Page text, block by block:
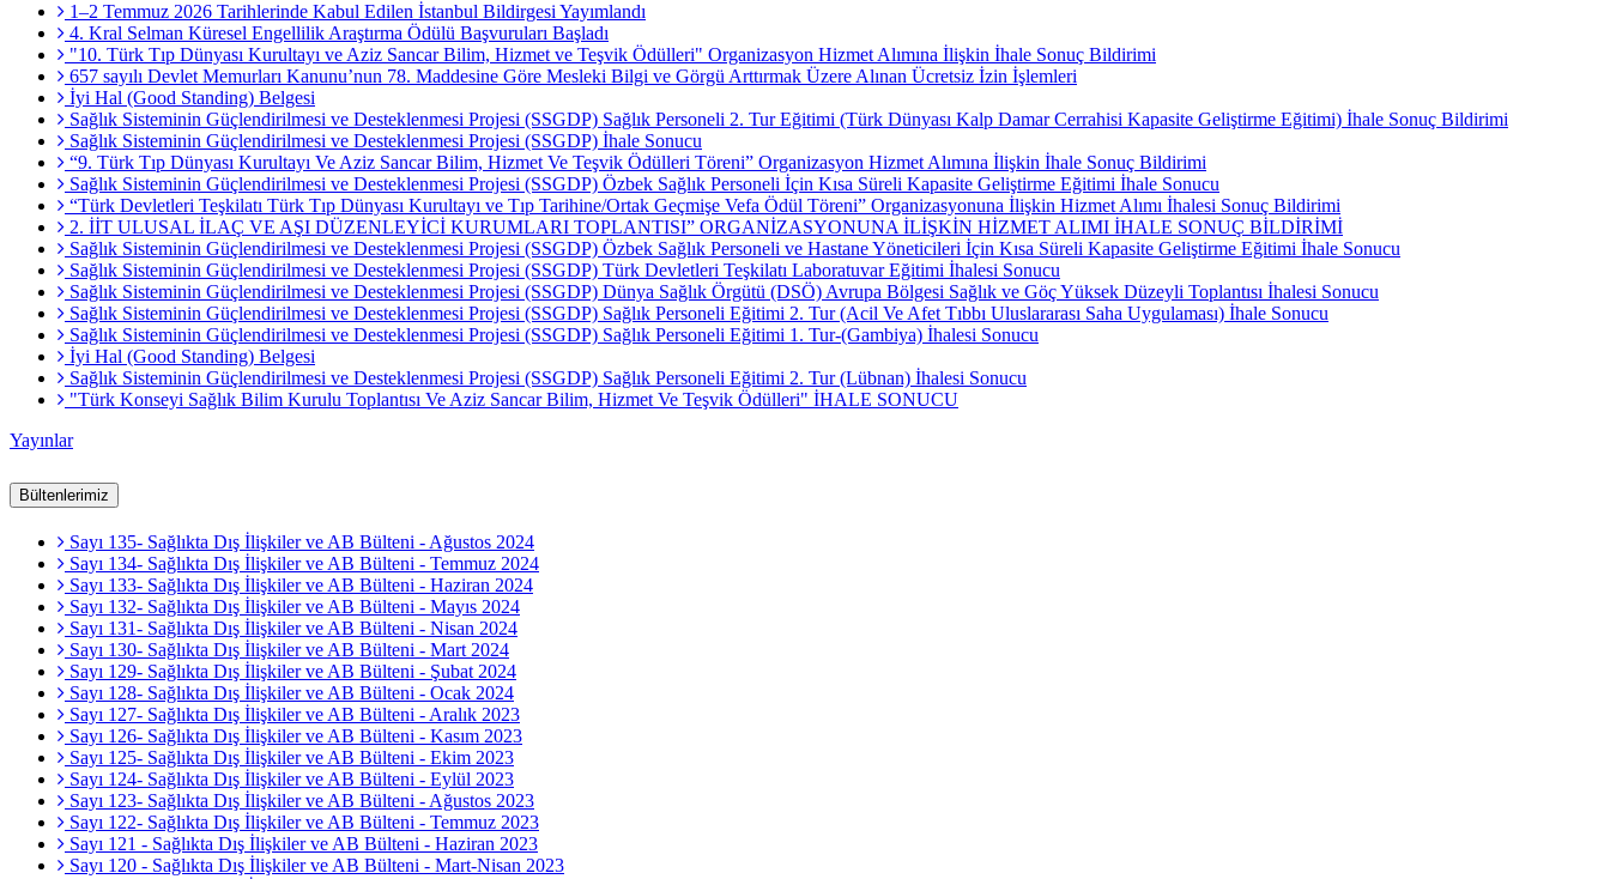
1–2 Temmuz 2026 Tarihlerinde Kabul Edilen İstanbul Bildirgesi Yayımlandı
4. Kral Selman Küresel Engellilik Araştırma Ödülü Başvuruları Başladı
"10. Türk Tıp Dünyası Kurultayı ve Aziz Sancar Bilim, Hizmet ve Teşvik Ödülleri" Organizasyon Hizmet Alımına İlişkin İhale Sonuç Bildirimi
657 sayılı Devlet Memurları Kanunu’nun 78. Maddesine Göre Mesleki Bilgi ve Görgü Arttırmak Üzere Alınan Ücretsiz İzin İşlemleri
İyi Hal (Good Standing) Belgesi
Sağlık Sisteminin Güçlendirilmesi ve Desteklenmesi Projesi (SSGDP) Sağlık Personeli 2. Tur Eğitimi (Türk Dünyası Kalp Damar Cerrahisi Kapasite Geliştirme Eğitimi) İhale Sonuç Bildirimi
Sağlık Sisteminin Güçlendirilmesi ve Desteklenmesi Projesi (SSGDP) İhale Sonucu
“9. Türk Tıp Dünyası Kurultayı Ve Aziz Sancar Bilim, Hizmet Ve Teşvik Ödülleri Töreni” Organizasyon Hizmet Alımına İlişkin İhale Sonuç Bildirimi
Sağlık Sisteminin Güçlendirilmesi ve Desteklenmesi Projesi (SSGDP) Özbek Sağlık Personeli İçin Kısa Süreli Kapasite Geliştirme Eğitimi İhale Sonucu
“Türk Devletleri Teşkilatı Türk Tıp Dünyası Kurultayı ve Tıp Tarihine/Ortak Geçmişe Vefa Ödül Töreni” Organizasyonuna İlişkin Hizmet Alımı İhalesi Sonuç Bildirimi
2. İİT ULUSAL İLAÇ VE AŞI DÜZENLEYİCİ KURUMLARI TOPLANTISI” ORGANİZASYONUNA İLİŞKİN HİZMET ALIMI İHALE SONUÇ BİLDİRİMİ
Sağlık Sisteminin Güçlendirilmesi ve Desteklenmesi Projesi (SSGDP) Özbek Sağlık Personeli ve Hastane Yöneticileri İçin Kısa Süreli Kapasite Geliştirme Eğitimi İhale Sonucu
Sağlık Sisteminin Güçlendirilmesi ve Desteklenmesi Projesi (SSGDP) Türk Devletleri Teşkilatı Laboratuvar Eğitimi İhalesi Sonucu
Sağlık Sisteminin Güçlendirilmesi ve Desteklenmesi Projesi (SSGDP) Dünya Sağlık Örgütü (DSÖ) Avrupa Bölgesi Sağlık ve Göç Yüksek Düzeyli Toplantısı İhalesi Sonucu
Sağlık Sisteminin Güçlendirilmesi ve Desteklenmesi Projesi (SSGDP) Sağlık Personeli Eğitimi 2. Tur (Acil Ve Afet Tıbbı Uluslararası Saha Uygulaması) İhale Sonucu
Sağlık Sisteminin Güçlendirilmesi ve Desteklenmesi Projesi (SSGDP) Sağlık Personeli Eğitimi 1. Tur-(Gambiya) İhalesi Sonucu
İyi Hal (Good Standing) Belgesi
Sağlık Sisteminin Güçlendirilmesi ve Desteklenmesi Projesi (SSGDP) Sağlık Personeli Eğitimi 2. Tur (Lübnan) İhalesi Sonucu
"Türk Konseyi Sağlık Bilim Kurulu Toplantısı Ve Aziz Sancar Bilim, Hizmet Ve Teşvik Ödülleri" İHALE SONUCU
Yayınlar
Bültenlerimiz
Sayı 135- Sağlıkta Dış İlişkiler ve AB Bülteni - Ağustos 2024
Sayı 134- Sağlıkta Dış İlişkiler ve AB Bülteni - Temmuz 2024
Sayı 133- Sağlıkta Dış İlişkiler ve AB Bülteni - Haziran 2024
Sayı 132- Sağlıkta Dış İlişkiler ve AB Bülteni - Mayıs 2024
Sayı 131- Sağlıkta Dış İlişkiler ve AB Bülteni - Nisan 2024
Sayı 130- Sağlıkta Dış İlişkiler ve AB Bülteni - Mart 2024
Sayı 129- Sağlıkta Dış İlişkiler ve AB Bülteni - Şubat 2024
Sayı 128- Sağlıkta Dış İlişkiler ve AB Bülteni - Ocak 2024
Sayı 127- Sağlıkta Dış İlişkiler ve AB Bülteni - Aralık 2023
Sayı 126- Sağlıkta Dış İlişkiler ve AB Bülteni - Kasım 2023
Sayı 125- Sağlıkta Dış İlişkiler ve AB Bülteni - Ekim 2023
Sayı 124- Sağlıkta Dış İlişkiler ve AB Bülteni - Eylül 2023
Sayı 123- Sağlıkta Dış İlişkiler ve AB Bülteni - Ağustos 2023
Sayı 122- Sağlıkta Dış İlişkiler ve AB Bülteni - Temmuz 2023
Sayı 121 - Sağlıkta Dış İlişkiler ve AB Bülteni - Haziran 2023
Sayı 120 - Sağlıkta Dış İlişkiler ve AB Bülteni - Mart-Nisan 2023